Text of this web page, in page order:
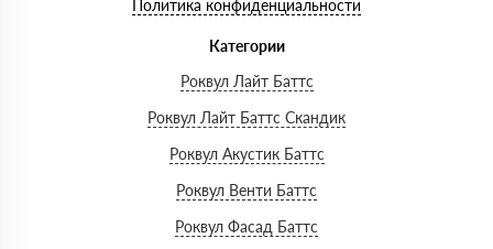
Политика конфиденциальности
Категории
Роквул Лайт Баттс
Роквул Лайт Баттс Скандик
Роквул Акустик Баттс
Роквул Венти Баттс
Роквул Фасад Баттс